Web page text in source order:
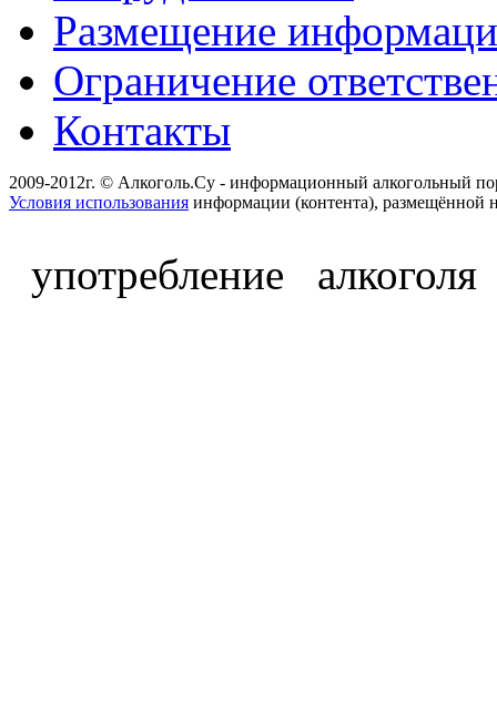
Размещение
Ограничение
Контакты
2009-2012г. © Алкоголь.Су - информационный алкогольный
Условия использования информации (контента), размещённой
употребление